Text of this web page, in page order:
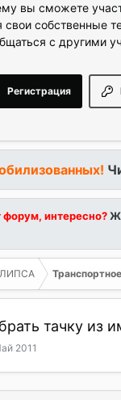
вы сможете
свои собственные
с другими
Регистрация
интересно?
тачку из
2011